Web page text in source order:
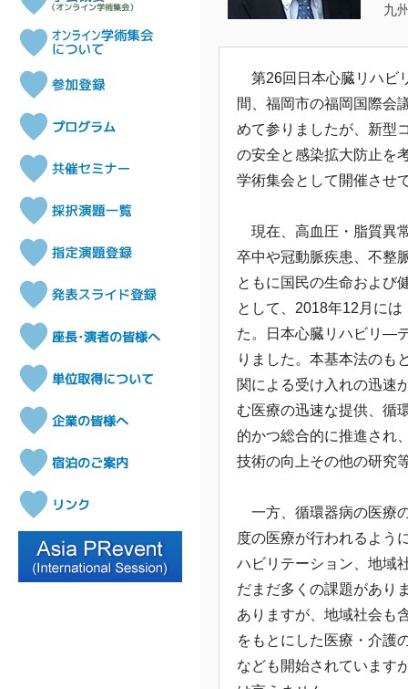
九
第26回日本心臓リハビ
間、福岡市の福岡国際会
めて参りましたが、新型
の安全と感染拡大防止を
学術集会として開催させ
現在、高血圧・脂質異
卒中や冠動脈疾患、不整
ともに国民の生命および
として、2018年12月に
た。日本心臓リハビリ―
りました。本基本法のも
関による受け入れの迅速
む医療の迅速な提供、循
的かつ総合的に推進され
技術の向上その他の研究
一方、循環器病の医療
度の医療が行われるよう
ハビリテーション、地域
だまだ多くの課題があり
ありますが、地域社会も
をもとにした医療・介護
なども開始されています